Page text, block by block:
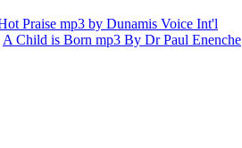
Praise mp3 by Dunamis Voice Int'l
A Child is Born mp3 By Dr Paul Enenche